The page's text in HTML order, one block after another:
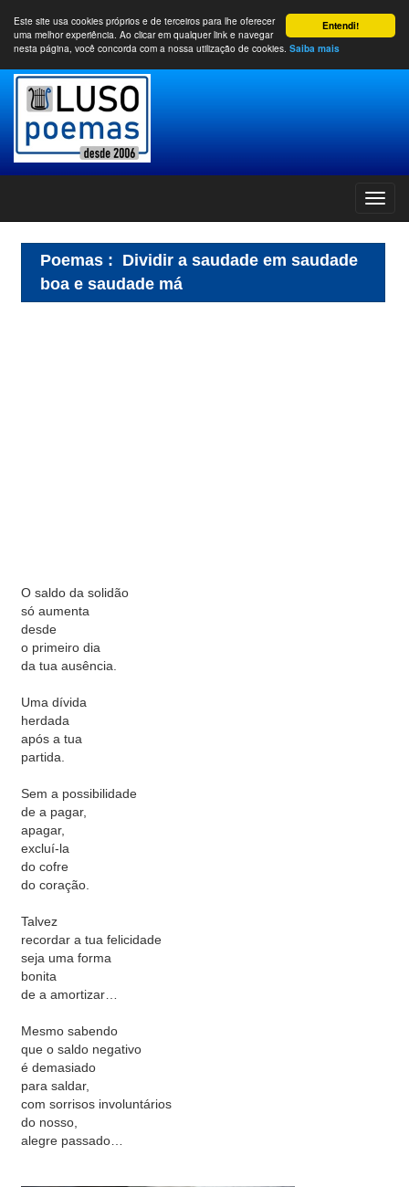
Entendi!
Este site usa cookies próprios e de terceiros para lhe oferecer
uma melhor experiência. Ao clicar em qualquer link e navegar
nesta página, você concorda com a nossa utilização de cookies. Saiba mais
Poemas : Dividir a saudade em saudade
boa e saudade má
O saldo da solidão
só aumenta
desde
o primeiro dia
da tua ausência.
Uma dívida
herdada
após a tua
partida.
Sem a possibilidade
de a pagar,
apagar,
excluí-la
do cofre
do coração.
Talvez
recordar a tua felicidade
seja uma forma
bonita
de a amortizar…
Mesmo sabendo
que o saldo negativo
é demasiado
para saldar,
com sorrisos involuntários
do nosso,
alegre passado…